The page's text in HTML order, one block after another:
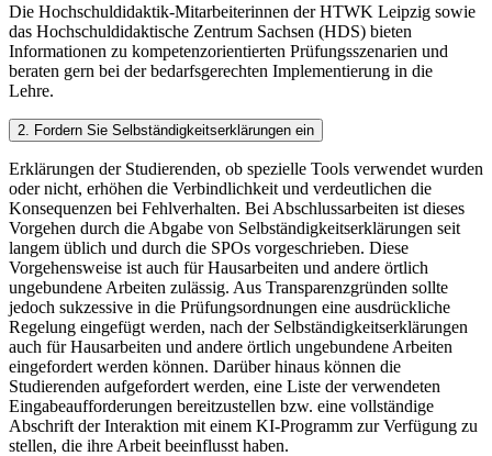
Die Hochschuldidaktik-Mitarbeiterinnen der HTWK Leipzig sowie
das Hochschuldidaktische Zentrum Sachsen (HDS) bieten
Informationen zu kompetenzorientierten Prüfungsszenarien und
beraten gern bei der bedarfsgerechten Implementierung in die
Lehre.
2. Fordern Sie Selbständigkeitserklärungen ein
Erklärungen der Studierenden, ob spezielle Tools verwendet wurden
oder nicht, erhöhen die Verbindlichkeit und verdeutlichen die
Konsequenzen bei Fehlverhalten. Bei Abschlussarbeiten ist dieses
Vorgehen durch die Abgabe von Selbständigkeitserklärungen seit
langem üblich und durch die SPOs vorgeschrieben. Diese
Vorgehensweise ist auch für Hausarbeiten und andere örtlich
ungebundene Arbeiten zulässig. Aus Transparenzgründen sollte
jedoch sukzessive in die Prüfungsordnungen eine ausdrückliche
Regelung eingefügt werden, nach der Selbständigkeitserklärungen
auch für Hausarbeiten und andere örtlich ungebundene Arbeiten
eingefordert werden können. Darüber hinaus können die
Studierenden aufgefordert werden, eine Liste der verwendeten
Eingabeaufforderungen bereitzustellen bzw. eine vollständige
Abschrift der Interaktion mit einem KI-Programm zur Verfügung zu
stellen, die ihre Arbeit beeinflusst haben.